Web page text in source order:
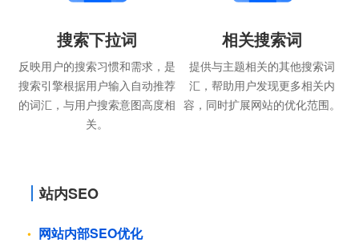
搜索下拉词
反映用户的搜索习惯和需求，是
搜索引擎根据用户输入自动推荐
的词汇，与用户搜索意图高度相
关。
相关搜索词
提供与主题相关的其他搜索词
汇，帮助用户发现更多相关内
容，同时扩展网站的优化范围。
站内SEO
网站内部SEO优化